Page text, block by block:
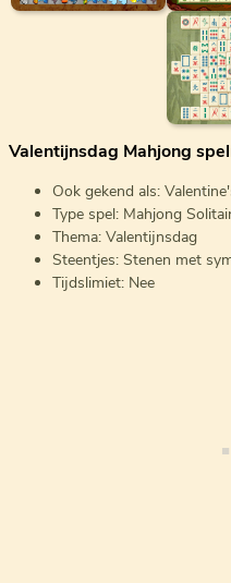
Valentijnsdag Mahjong
Ook gekend als:
Type spel: Mahjong
Thema: Valentijnsdag
Steentjes: Stenen met
Tijdslimiet: Nee